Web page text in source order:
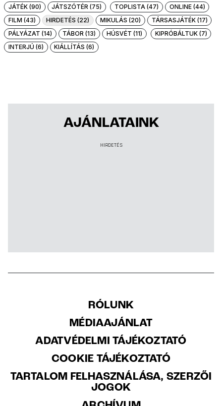
JÁTÉK (90)
JÁTSZÓTÉR (75) TOPLISTA (47)
ONLINE (44)
FILM (43)
HIRDETÉS (22) MIKULÁS (20)
TÁRSASJÁTÉK (17)
PÁLYÁZAT (14)
TÁBOR (13) HÚSVÉT (11)
KIPRÓBÁLTUK (7)
INTERJÚ (6)
KIÁLLÍTÁS (6)
AJÁNLATAINK
HIRDETÉS
RÓLUNK
MÉDIAAJÁNLAT
ADATVÉDELMI TÁJÉKOZTATÓ
COOKIE TÁJÉKOZTATÓ
TARTALOM FELHASZNÁLÁSA, SZERZŐI
JOGOK